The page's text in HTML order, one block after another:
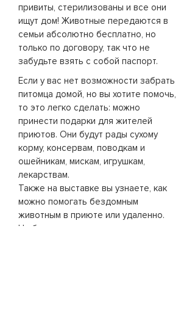
привиты, стерилизованы и все они
ищут дом! Животные передаются в
семьи абсолютно бесплатно, но
только по договору, так что не
забудьте взять с собой паспорт.
Если у вас нет возможности забрать
питомца домой, но вы хотите помочь,
то это легко сделать: можно
принести подарки для жителей
приютов. Они будут рады сухому
корму, консервам, поводкам и
ошейникам, мискам, игрушкам,
лекарствам.
Также на выставке вы узнаете, как
можно помогать бездомным
животным в приюте или удаленно.
На благотворительном маркете вы